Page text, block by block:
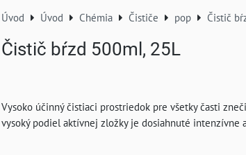
Úvod Úvod Chémia Čističe pop Čistič
Čistič bŕzd 500ml, 25L
Vysoko účinný čistiaci prostriedok pre všetky časti
vysoký podiel aktívnej zložky je dosiahnuté intenzívne